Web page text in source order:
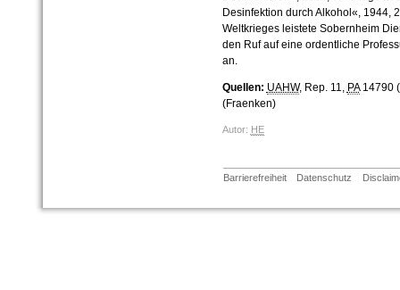
Desinfektion durch Alkohol«, 1944,
Weltkrieges leistete Sobernheim
den Ruf auf eine ordentliche
an.
Quellen: UAHW, Rep. 11, PA14790
(Fraenken)
Autor: HE
Barrierefreiheit Datenschutz